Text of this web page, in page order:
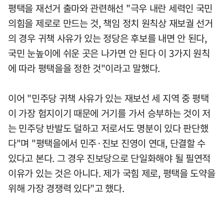
평택을 재선거 출마와 관련해선 "극우 내란 세력인 국민
의힘을 제로로 만드는 것, 책임 정치 원칙상 재보궐 선거
의 경우 귀책 사유가 있는 정당은 후보를 내면 안 된다,
국민 눈높이에 쉬운 곳은 나가면 안 된다 이 3가지 원칙
에 따라 평택을을 정한 것"이라고 말했다.
이어 "민주당 귀책 사유가 있는 재보선 세 지역 중 평택
이 가장 험지이기 때문에 거기를 가서 승부하는 것이 저
는 민주당 반발도 덜하고 저로서도 명분이 있다 판단했
다"며 "평택을에서 민주·진보 진영이 연대, 단결할 수
있다고 본다. 그 경우 진보당으로 단일화해야 될 필연적
이유가 있는 것은 아니다. 제가 국힘 제로, 평택을 도약을
위해 가장 경쟁력 있다"고 했다.